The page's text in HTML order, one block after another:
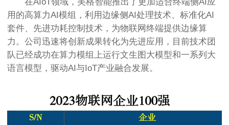
用的高算力AI模组，利用边缘侧AI处理技术、标准化AI
套件、先进功耗控制技术，为物联网终端提供边缘算
力。公司迅速将创新成果转化为先进应用，目前技术团
队已经成功在算力模组上运行文生图大模型和一系列大
语言模型，驱动AI与IoT产业融合发展。